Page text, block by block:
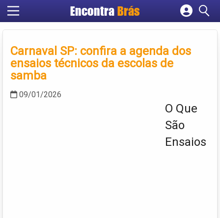
Encontra Brás
Cadastrar empresa
Criar conta
Carnaval SP: confira a agenda dos
ensaios técnicos da escolas de
samba
09/01/2026
O Que
São
Ensaios